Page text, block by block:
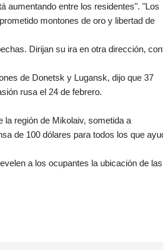
aumentando entre los residentes". "Los
montones de oro y libertad de
Dirijan su ira en otra dirección,
de Donetsk y Lugansk, dijo que 37
rusa el 24 de febrero.
la región de Mikolaiv, sometida a
de 100 dólares para todos los que
a los ocupantes la ubicación de las